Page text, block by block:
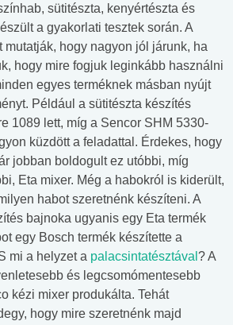
sütitészta, kenyértészta és
a gyakorlati tesztek során. A
mutatják, hogy nagyon jól járunk, ha
hogy mire fogjuk leginkább használni
egyes terméknek másban nyújt
Például a sütitészta készítés
1089 lett, míg a Sencor SHM 5330-
küzdött a feladattal. Érdekes, hogy
jobban boldogult ez utóbbi, míg
Eta mixer. Még a habokról is kiderült,
habot szeretnénk készíteni. A
bajnoka ugyanis egy Eta termék
egy Bosch termék készítette a
mi a helyzet a palacsintatésztával ? A
és legcsomómentesebb
kézi mixer produkálta. Tehát
hogy mire szeretnénk majd